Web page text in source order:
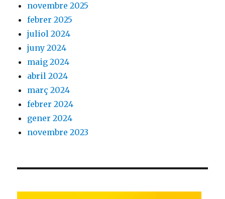
novembre 2025
febrer 2025
juliol 2024
juny 2024
maig 2024
abril 2024
març 2024
febrer 2024
gener 2024
novembre 2023